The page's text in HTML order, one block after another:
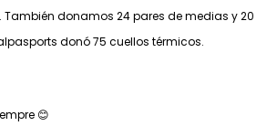
donamos 24 pares de medias y 20
donó 75 cuellos térmicos.
😊